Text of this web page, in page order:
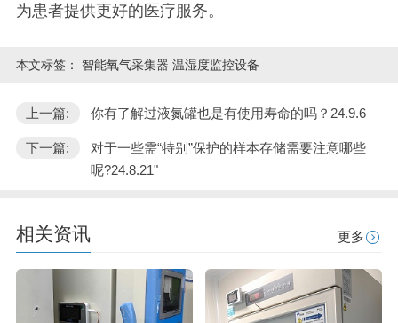
为患者提供更好的医疗服务。
本文标签： 智能氧气采集器 温湿度监控设备
上一篇: 你有了解过液氮罐也是有使用寿命的吗？24.9.6
下一篇:
对于一些需“特别”保护的样本存储需要注意哪些
呢?24.8.21"
相关资讯 更多